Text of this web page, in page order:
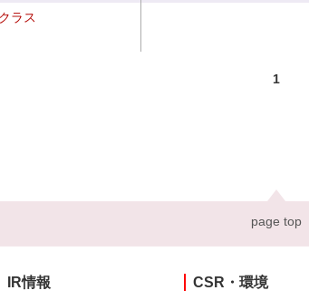
ラス
1
page top
IR情報 CSR・環境